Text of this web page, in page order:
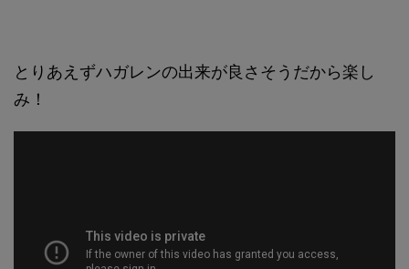
とりあえずハガレンの出来が良さそうだから楽し
み！